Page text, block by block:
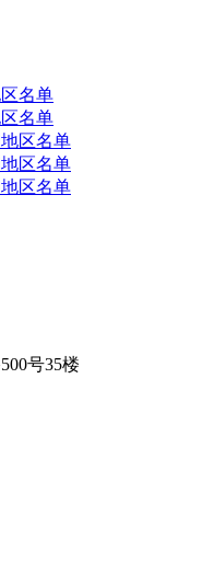
名单
名单
区名单
区名单
区名单
号35楼